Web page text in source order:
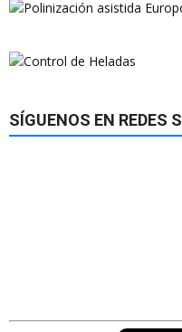
SÍGUENOS EN REDES